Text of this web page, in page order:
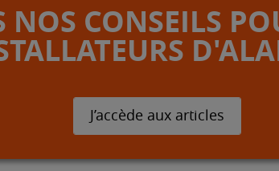
NOS CONSEILS
J’accède aux articles